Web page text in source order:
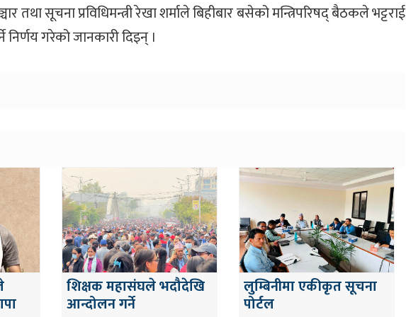
तथा सूचना प्रविधिमन्त्री रेखा शर्माले बिहीबार बसेको मन्त्रिपरिषद् बैठकले भट्टराई
गरेको जानकारी दिइन् ।
शिक्षक महासंघले भदौदेखि
आन्दोलन गर्ने
लुम्बिनीमा एकीकृत सूचना
पोर्टल